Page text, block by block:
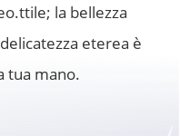
la bellezza
eterea è
tua mano.